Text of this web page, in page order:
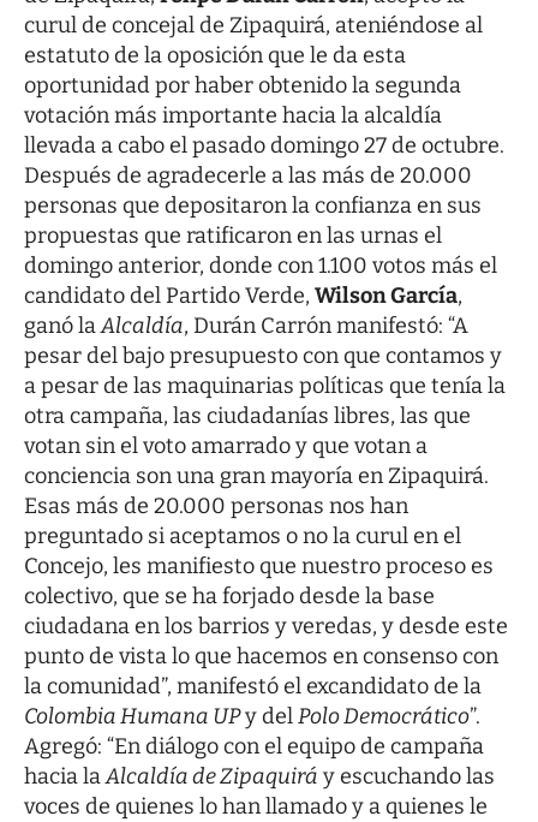
curul de concejal de Zipaquirá, ateniéndose al
estatuto de la oposición que le da esta
oportunidad por haber obtenido la segunda
votación más importante hacia la alcaldía
llevada a cabo el pasado domingo 27 de octubre.
Después de agradecerle a las más de 20.000
personas que depositaron la confianza en sus
propuestas que ratificaron en las urnas el
domingo anterior, donde con 1.100 votos más el
candidato del Partido Verde, Wilson García,
ganó laAlcaldía, Durán Carrón manifestó: “A
pesar del bajo presupuesto con que contamos y
a pesar de las maquinarias políticas que tenía la
otra campaña, las ciudadanías libres, las que
votan sin el voto amarrado y que votan a
conciencia son una gran mayoría en Zipaquirá.
Esas más de 20.000 personas nos han
preguntado si aceptamos o no la curul en el
Concejo, les manifiesto que nuestro proceso es
colectivo, que se ha forjado desde la base
ciudadana en los barrios y veredas, y desde este
punto de vista lo que hacemos en consenso con
la comunidad”, manifestó el excandidato de la
Colombia Humana UPy delPolo Democrático”.
Agregó: “En diálogo con el equipo de campaña
hacia laAlcaldía de Zipaquirá y escuchando las
voces de quienes lo han llamado y a quienes le